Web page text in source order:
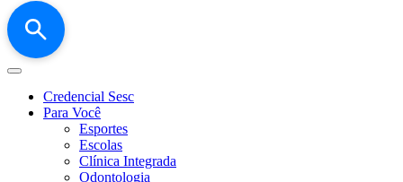
Credencial Sesc
Para Você
Esportes
Escolas
Clínica Integrada
Odontologia